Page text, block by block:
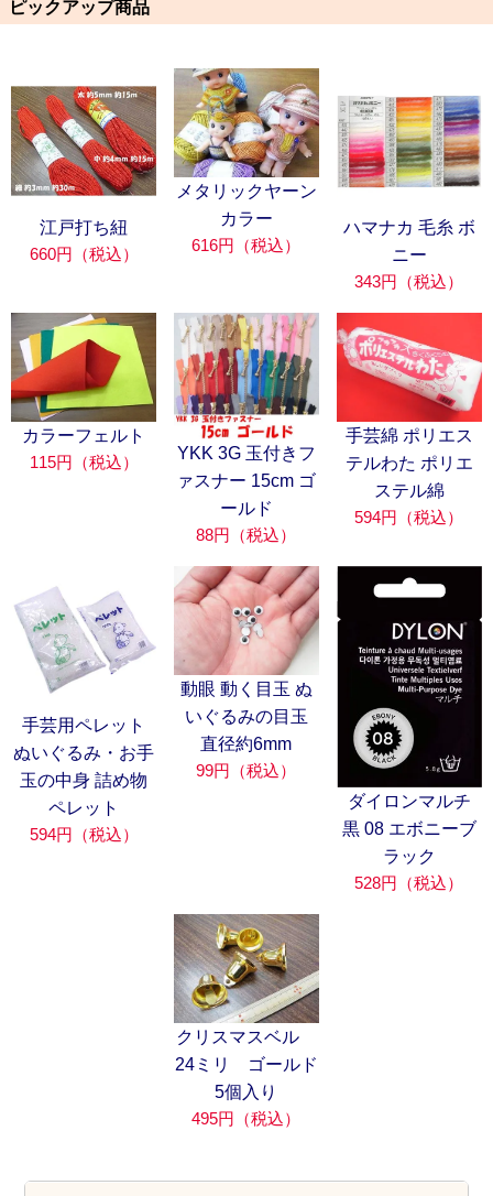
ピックアップ商品
江戸打ち紐
660円（税込）
メタリックヤーン
カラー
616円（税込）
ハマナカ 毛糸 ボ
ニー
343円（税込）
カラーフェルト
115円（税込）
YKK 3G 玉付きフ
ァスナー 15cm ゴ
ールド
88円（税込）
手芸綿 ポリエス
テルわた ポリエ
ステル綿
594円（税込）
手芸用ペレット
ぬいぐるみ・お手
玉の中身 詰め物
ペレット
594円（税込）
動眼 動く目玉 ぬ
いぐるみの目玉
直径約6mm
99円（税込）
ダイロンマルチ
黒 08 エボニーブ
ラック
528円（税込）
クリスマスベル
24ミリ ゴールド
5個入り
495円（税込）